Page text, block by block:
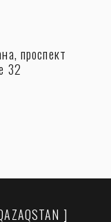
проспект
32
]